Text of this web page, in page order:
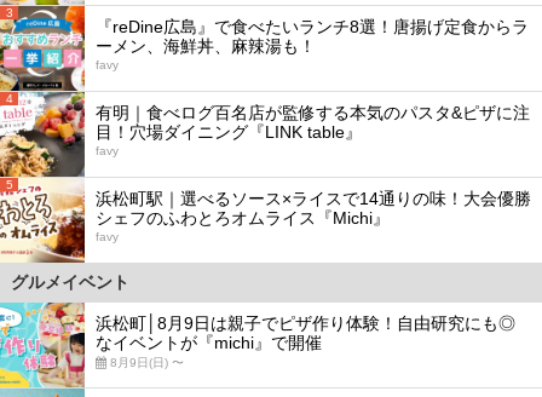
3
『reDine広島』で食べたいランチ8選！唐揚げ定食からラ
ーメン、海鮮丼、麻辣湯も！
favy
4
有明｜食べログ百名店が監修する本気のパスタ&ピザに注
目！穴場ダイニング『LINK table』
favy
5
浜松町駅｜選べるソース×ライスで14通りの味！大会優勝
シェフのふわとろオムライス『Michi』
favy
グルメイベント
浜松町│8月9日は親子でピザ作り体験！自由研究にも◎
なイベントが『michi』で開催
8月9日(日) 〜